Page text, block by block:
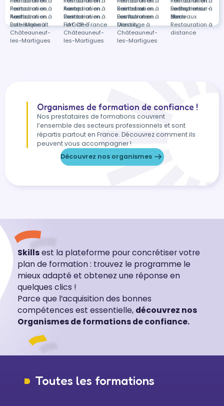
rest…
Paris
Auray
Saint-Leu
La Seyne-sur-
Mer
Restauration à
Aurillac
Restauration à
Guiche
Restauration à
Les Avirons
Restauration à
Bordeaux
Formation en
Restauration à
Baie-Mahault
Formation en
Restauration à
Fort-de-France
Formation en
Restauration à
Dardilly
Formations
dans
Restauration à
distance
Formation en
Esthétique à
Châteauneuf-
les-Martigues
Formation en
HACCP à
Châteauneuf-
les-Martigues
Formation en
Massage à
Châteauneuf-
les-Martigues
Organismes de formation de confiance !
Nos prestataires de formations couvrent
l’ensemble des secteurs professionnels et sont
répartis partout en France. Découvrez comment ils
peuvent vous accompagner !
Découvrez nos organismes
Skillsest la plateforme pour concrétiser votre
plan de formation : trouvez le programme le
mieux adapté et obtenez une réponse en
quelques clics !
Parce que l’acquisition des bonnes
compétences est essentielle, découvrez nos
Organismes de formations de confiance.
Toutes les formations